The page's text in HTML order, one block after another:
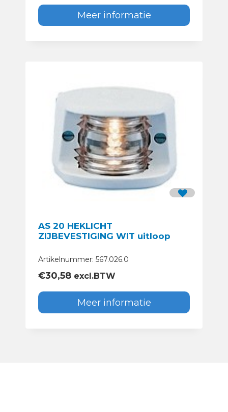
Meer informatie
AS 20 HEKLICHT
ZIJBEVESTIGING WIT uitloop
Artikelnummer: 567.026.0
€30,58 excl.BTW
Meer informatie